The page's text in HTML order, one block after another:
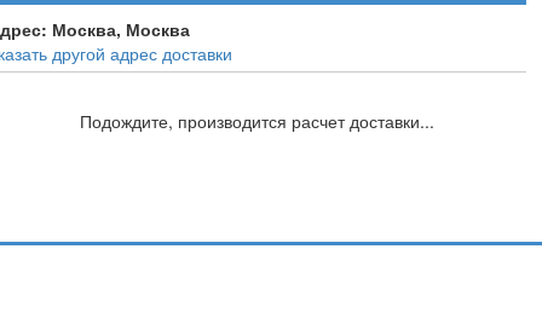
Москва, Москва
другой адрес доставки
Подождите, производится расчет доставки...